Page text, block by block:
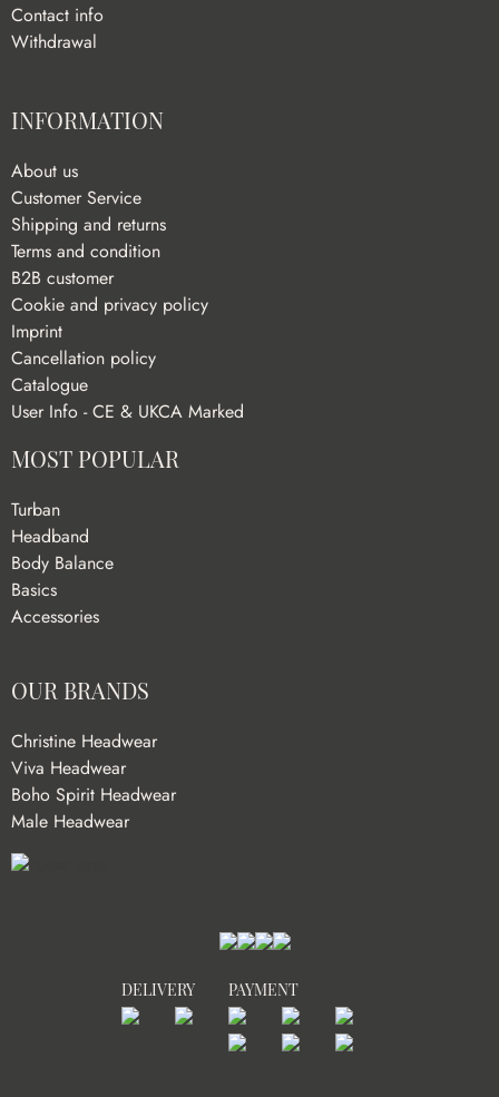
Contact info
Withdrawal
INFORMATION
About us
Customer Service
Shipping and returns
Terms and condition
B2B customer
Cookie and privacy policy
Imprint
Cancellation policy
Catalogue
User Info - CE & UKCA Marked
MOST POPULAR
Turban
Headband
Body Balance
Basics
Accessories
OUR BRANDS
Christine Headwear
Viva Headwear
Boho Spirit Headwear
Male Headwear
DELIVERY PAYMENT